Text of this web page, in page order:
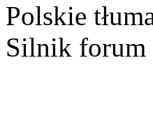
Polskie
Silnik forum